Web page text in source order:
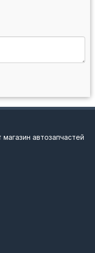
автозапчастей